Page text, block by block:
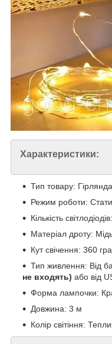
Характеристики:
Тип товару:
Режим роботи:
Кількість
Матеріал дроту:
Кут свічення: 360
Тип живлення: Від
не входять) або від
Форма лампочки:
Довжина: 3 м
Колір світіння: